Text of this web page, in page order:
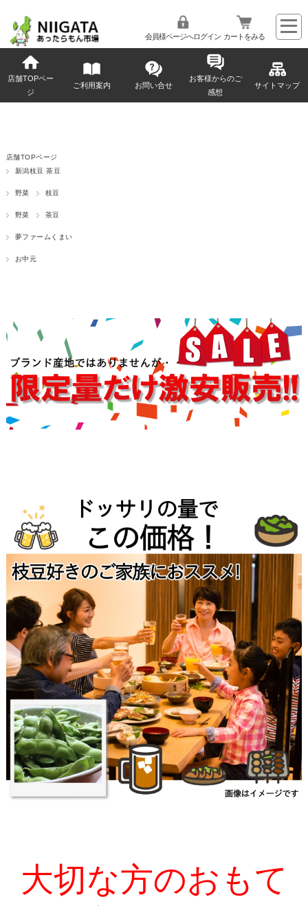
会員様ページへログイン カートをみる
店舗TOPペー
ジ
ご利用案内 お問い合せ
お客様からのご
感想
サイトマップ
店舗TOPページ
新潟枝豆 茶豆
野菜 枝豆
野菜 茶豆
夢ファームくまい
お中元
大切な方のおもて